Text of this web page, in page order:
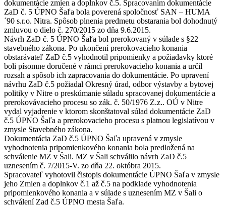
dokumentácie zmien a doplnkov č.5. Spracovaním dokumentácie
ZaD č. 5 ÚPNO Šaľa bola poverená spoločnosť SAN – HUMA
´90 s.r.o. Nitra. Spôsob plnenia predmetu obstarania bol dohodnutý
zmluvou o dielo č. 270/2015 zo dňa 9.6.2015.
Návrh ZaD č. 5 ÚPNO Šaľa bol prerokovaný v súlade s §22
stavebného zákona. Po ukončení prerokovacieho konania
obstarávateľ ZaD č.5 vyhodnotil pripomienky a požiadavky ktoré
boli písomne doručené v rámci prerokovacieho konania a určil
rozsah a spôsob ich zapracovania do dokumentácie. Po upravení
návrhu ZaD č.5 požiadal Okresný úrad, odbor výstavby a bytovej
politiky v Nitre o preskúmanie súladu spracovanej dokumentácie a
prerokovávacieho procesu so zák. č. 50/1976 Z.z.. OÚ v Nitre
vydal vyjadrenie v ktorom skonštatoval súlad dokumentácie ZaD
č.5 ÚPNO Šaľa a prerokovacieho procesu s platnou legislatívou v
zmysle Stavebného zákona.
Dokumentácia ZaD č.5 ÚPNO Šaľa upravená v zmysle
vyhodnotenia pripomienkového konania bola predložená na
schválenie MZ v Šali. MZ v Šali schválilo návrh ZaD č.5
uznesením č. 7/2015-V. zo dňa 22. októbra 2015.
Spracovateľ vyhotovil čistopis dokumentácie ÚPNO Šaľa v zmysle
jeho Zmien a doplnkov č.1 až č.5 na podklade vyhodnotenia
pripomienkového konania a v súlade s uznesením MZ v Šali o
schválení Zad č.5 ÚPNO mesta Šaľa.